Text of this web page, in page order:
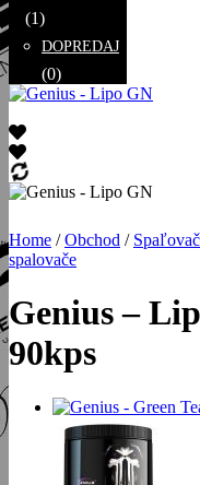
(1)
DOPREDAJ
(0)
Home / Obchod /
spalovače
Genius –
90kps